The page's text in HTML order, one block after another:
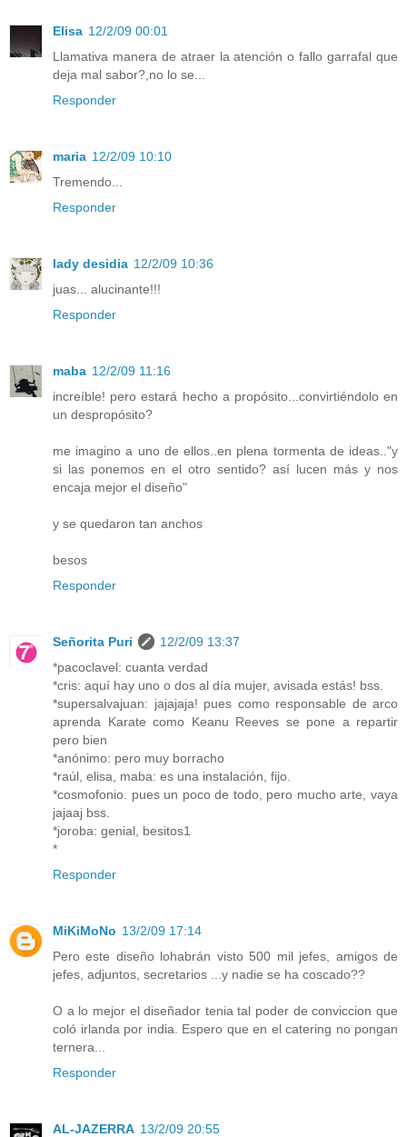
Elisa 12/2/09 00:01
Llamativa manera de atraer la atención o fallo garrafal que
deja mal sabor?,no lo se...
Responder
maria 12/2/09 10:10
Tremendo...
Responder
lady desidia 12/2/09 10:36
juas... alucinante!!!
Responder
maba 12/2/09 11:16
increíble! pero estará hecho a propósito...convirtiéndolo en
un despropósito?
me imagino a uno de ellos..en plena tormenta de ideas.."y
si las ponemos en el otro sentido? así lucen más y nos
encaja mejor el diseño"
y se quedaron tan anchos
besos
Responder
Señorita Puri
12/2/09 13:37
*pacoclavel: cuanta verdad
*cris: aquí hay uno o dos al día mujer, avisada estás! bss.
*supersalvajuan: jajajaja! pues como responsable de arco
aprenda Karate como Keanu Reeves se pone a repartir
pero bien
*anónimo: pero muy borracho
*raúl, elisa, maba: es una instalación, fijo.
*cosmofonio. pues un poco de todo, pero mucho arte, vaya
jajaaj bss.
*joroba: genial, besitos1
*
Responder
MiKiMoNo 13/2/09 17:14
Pero este diseño lohabrán visto 500 mil jefes, amigos de
jefes, adjuntos, secretarios ...y nadie se ha coscado??
O a lo mejor el diseñador tenia tal poder de conviccion que
coló irlanda por india. Espero que en el catering no pongan
ternera...
Responder
AL-JAZERRA 13/2/09 20:55